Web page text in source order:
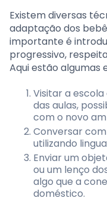
Existem diversas
adaptação dos
importante é
progressivo,
Aqui estão algumas
Visitar a
das aulas,
com o novo
Conversar
utilizando
Enviar um
ou um lenço
algo que a
doméstico.